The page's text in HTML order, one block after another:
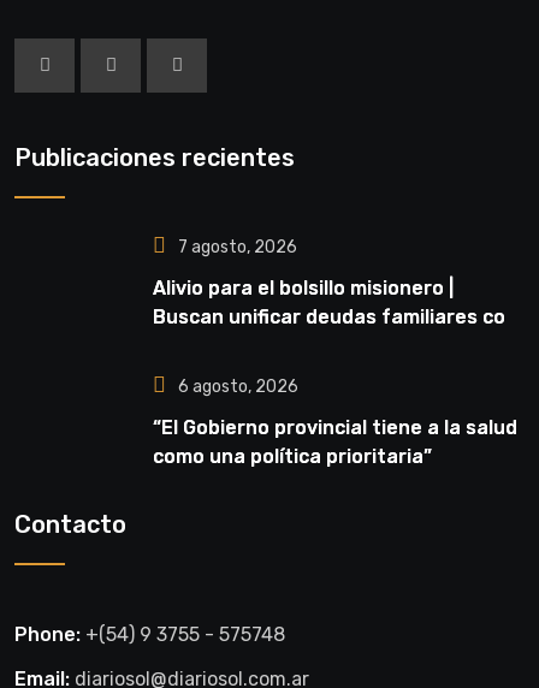
Publicaciones recientes
7 agosto, 2026
Alivio para el bolsillo misionero |
Buscan unificar deudas familiares con
6 agosto, 2026
“El Gobierno provincial tiene a la salud
como una política prioritaria”
Contacto
Phone: +(54) 9 3755 - 575748
Email: diariosol@diariosol.com.ar